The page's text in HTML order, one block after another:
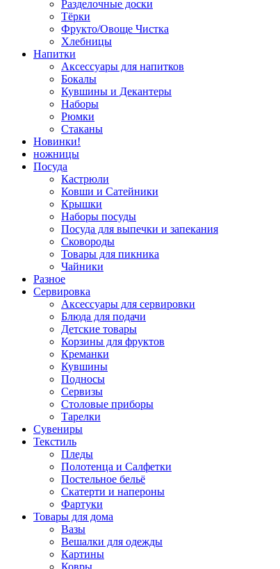
Разделочные доски
Тёрки
Фрукто/Овоще Чистка
Хлебницы
Напитки
Аксессуары для напитков
Бокалы
Кувшины и Декантеры
Наборы
Рюмки
Стаканы
Новинки!
ножницы
Посуда
Кастрюли
Ковши и Сатейники
Крышки
Наборы посуды
Посуда для выпечки и запекания
Сковороды
Товары для пикника
Чайники
Разное
Сервировка
Аксессуары для сервировки
Блюда для подачи
Детские товары
Корзины для фруктов
Креманки
Кувшины
Подносы
Сервизы
Столовые приборы
Тарелки
Сувениры
Текстиль
Пледы
Полотенца и Салфетки
Постельное бельё
Скатерти и напероны
Фартуки
Товары для дома
Вазы
Вешалки для одежды
Картины
Ковры